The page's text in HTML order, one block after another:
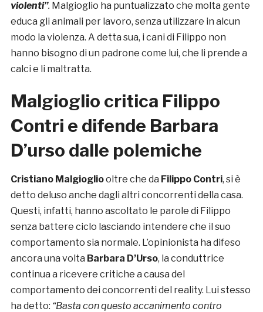
violenti”. Malgioglio ha puntualizzato che molta gente
educa gli animali per lavoro, senza utilizzare in alcun
modo la violenza. A detta sua, i cani di Filippo non
hanno bisogno di un padrone come lui, che li prende a
calci e li maltratta.
Malgioglio critica Filippo
Contri e difende Barbara
D’urso dalle polemiche
Cristiano Malgiogliooltre che da Filippo Contri, si è
detto deluso anche dagli altri concorrenti della casa.
Questi, infatti, hanno ascoltato le parole di Filippo
senza battere ciclo lasciando intendere che il suo
comportamento sia normale. L’opinionista ha difeso
ancora una volta Barbara D’Urso, la conduttrice
continua a ricevere critiche a causa del
comportamento dei concorrenti del reality. Lui stesso
ha detto: “Basta con questo accanimento contro